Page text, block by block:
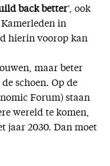
back better’, ook
in
hierin voorop kan
maar beter
schoen. Op de
Forum) staan
wereld te komen,
jaar 2030. Dan moet